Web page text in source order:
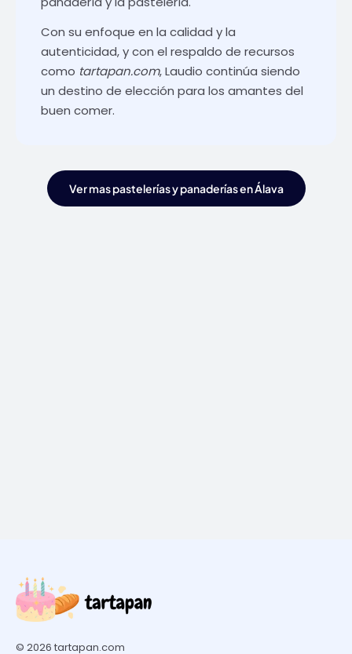
Con su enfoque en la calidad y la
autenticidad, y con el respaldo de recursos
como tartapan.com, Laudio continúa siendo
un destino de elección para los amantes del
buen comer.
Ver mas pastelerías y panaderías en Álava
© 2026 tartapan.com